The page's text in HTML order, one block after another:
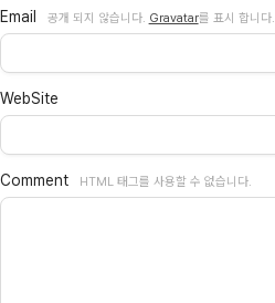
Email 공개 되지 않습니다. Gravatar를 표시 합니다.
WebSite
Comment HTML 태그를 사용할 수 없습니다.